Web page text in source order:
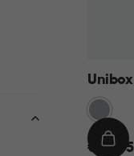
Grijs
€€ 24,95
IN